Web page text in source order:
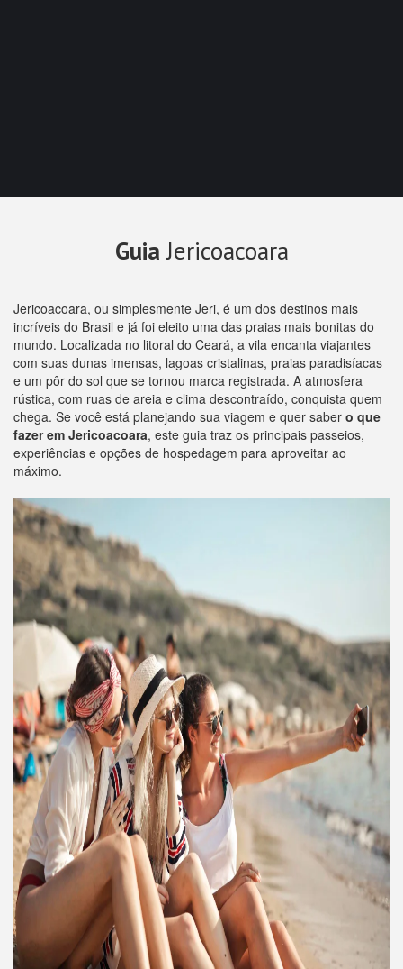
Guia Jericoacoara
Jericoacoara, ou simplesmente Jeri, é um dos destinos mais
incríveis do Brasil e já foi eleito uma das praias mais bonitas do
mundo. Localizada no litoral do Ceará, a vila encanta viajantes
com suas dunas imensas, lagoas cristalinas, praias paradisíacas
e um pôr do sol que se tornou marca registrada. A atmosfera
rústica, com ruas de areia e clima descontraído, conquista quem
chega. Se você está planejando sua viagem e quer saber o que
fazer em Jericoacoara, este guia traz os principais passeios,
experiências e opções de hospedagem para aproveitar ao
máximo.